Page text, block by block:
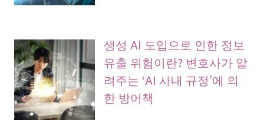
생성 AI 도입으로 인한 정보
유출 위험이란? 변호사가 알
려주는 ‘AI 사내 규정’에 의
한 방어책